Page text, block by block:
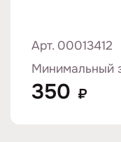
Арт. 00013412
Минимальный
350 ₽